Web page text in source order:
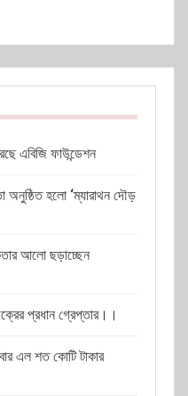
এবিজি ফাউন্ডেশন
অনুষ্ঠিত হলো ‘ম্যারাথন দৌড়
আলো ছড়াচ্ছেন
প্রধান গ্রেপ্তার।।
এল শত কোটি টাকার